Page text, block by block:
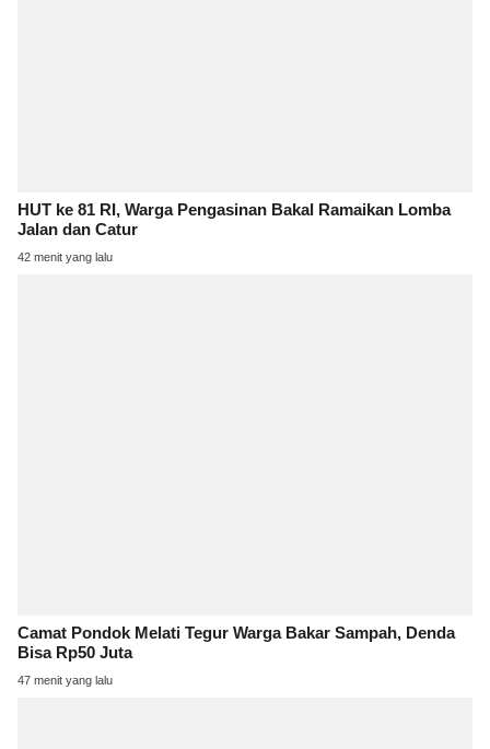
HUT ke 81 RI, Warga Pengasinan Bakal Ramaikan Lomba
Jalan dan Catur
42 menit yang lalu
Camat Pondok Melati Tegur Warga Bakar Sampah, Denda
Bisa Rp50 Juta
47 menit yang lalu